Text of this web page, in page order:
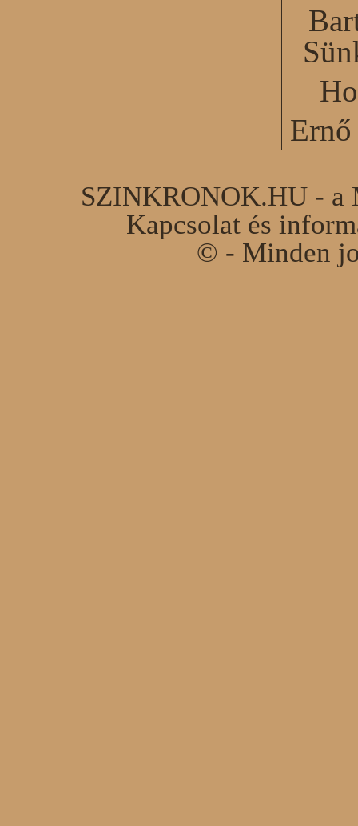
SZINKRONOK.HU - a
Kapcsolat és
© - Minden